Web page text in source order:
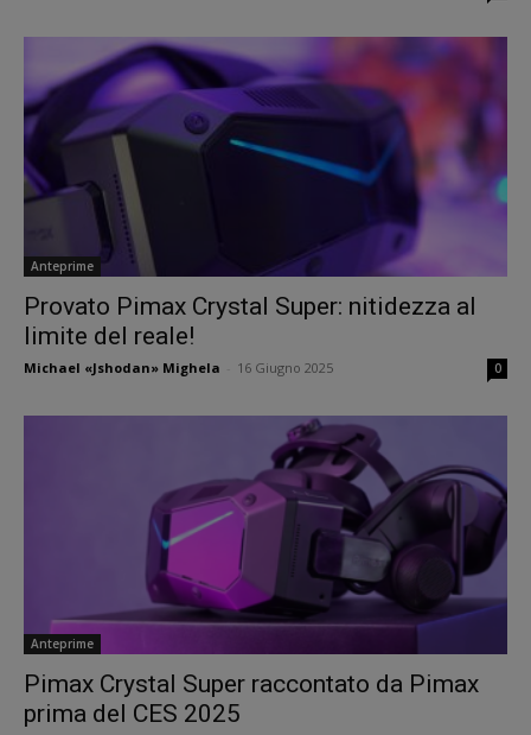
Anteprime
Provato Pimax Crystal Super: nitidezza al
limite del reale!
Michael «Jshodan» Mighela 16 Giugno 2025 0
Anteprime
Pimax Crystal Super raccontato da Pimax
prima del CES 2025